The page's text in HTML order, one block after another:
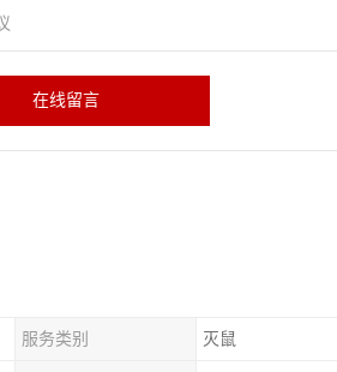
在线留言
服务类别 灭鼠